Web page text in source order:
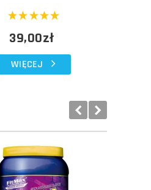
39,00zł
WIĘCEJ